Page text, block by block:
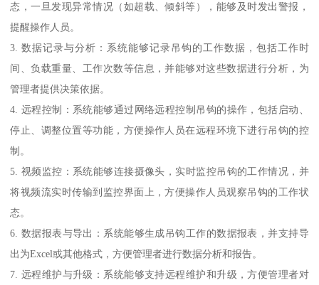
态，一旦发现异常情况（如超载、倾斜等），能够及时发出警报，
提醒操作人员。
3. 数据记录与分析：系统能够记录吊钩的工作数据，包括工作时
间、负载重量、工作次数等信息，并能够对这些数据进行分析，为
管理者提供决策依据。
4. 远程控制：系统能够通过网络远程控制吊钩的操作，包括启动、
停止、调整位置等功能，方便操作人员在远程环境下进行吊钩的控
制。
5. 视频监控：系统能够连接摄像头，实时监控吊钩的工作情况，并
将视频流实时传输到监控界面上，方便操作人员观察吊钩的工作状
态。
6. 数据报表与导出：系统能够生成吊钩工作的数据报表，并支持导
出为Excel或其他格式，方便管理者进行数据分析和报告。
7. 远程维护与升级：系统能够支持远程维护和升级，方便管理者对